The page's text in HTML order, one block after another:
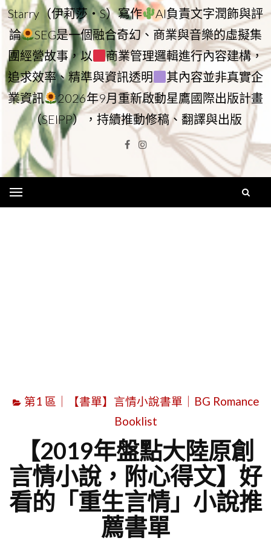
Starry（伊莉莎・S）寫作
AI負責文字潤飾與評
論
SEG是一個融合奇幻、商業與音樂的虛擬集
團經營故事，以
商業管理邏輯進行內容建構，
追求效率、精準與資訊透明
其內容並非真實企
業資訊
2026年9月重新啟動星鷹國際出版計畫
（SEIPP），持續推動修稿、翻譯與出版
Facebook
Instagram
第1 區｜【書單】言情小說書單｜BG Romance
Booklist
【2019年盤點大陸原創
言情小說，附心得文】好
看的「重生言情」小說推
薦書單